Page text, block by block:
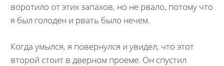
воротило от этих запахов, но не рвало, потому что
я был голоден и рвать было нечем.
Когда умылся, я повернулся и увидел, что этот
второй стоит в дверном проеме. Он спустил